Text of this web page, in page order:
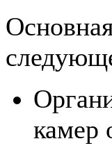
камер